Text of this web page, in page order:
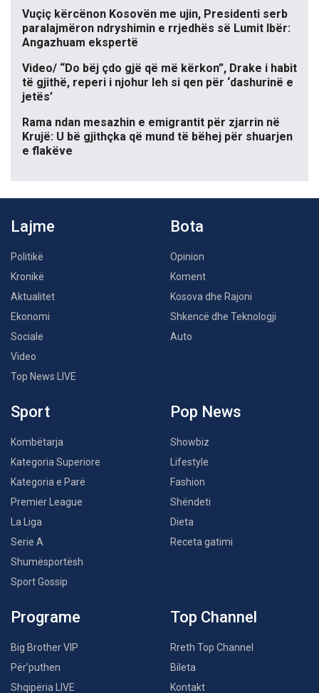
Vuçiç kërcënon Kosovën me ujin, Presidenti serb
paralajmëron ndryshimin e rrjedhës së Lumit Ibër:
Angazhuam ekspertë
Video/ “Do bëj çdo gjë që më kërkon”, Drake i habit
të gjithë, reperi i njohur leh si qen për ‘dashurinë e
jetës’
Rama ndan mesazhin e emigrantit për zjarrin në
Krujë: U bë gjithçka që mund të bëhej për shuarjen
e flakëve
Lajme
Politikë
Kronikë
Aktualitet
Ekonomi
Sociale
Video
Top News LIVE
Bota
Opinion
Koment
Kosova dhe Rajoni
Shkencë dhe Teknologji
Auto
Sport
Kombëtarja
Kategoria Superiore
Kategoria e Parë
Premier League
La Liga
Serie A
Shumësportësh
Sport Gossip
Pop News
Showbiz
Lifestyle
Fashion
Shëndeti
Dieta
Receta gatimi
Programe
Big Brother VIP
Për’puthen
Shqipëria LIVE
Top Channel
Rreth Top Channel
Bileta
Kontakt